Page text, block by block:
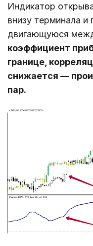
Индикатор
внизу терминала
двигающуюся
коэффициент
границе,
снижается ―
пар.